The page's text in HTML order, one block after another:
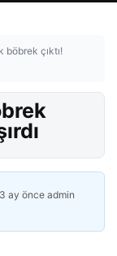
böbrek çıktı!
3 ay önce admin